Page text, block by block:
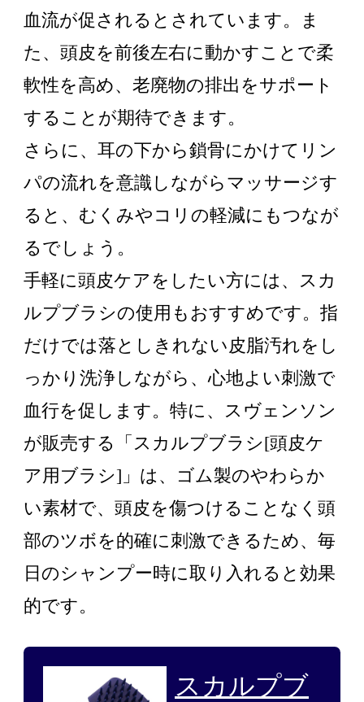
血流が促されるとされています。ま
た、頭皮を前後左右に動かすことで柔
軟性を高め、老廃物の排出をサポート
することが期待できます。
さらに、耳の下から鎖骨にかけてリン
パの流れを意識しながらマッサージす
ると、むくみやコリの軽減にもつなが
るでしょう。
手軽に頭皮ケアをしたい方には、スカ
ルプブラシの使用もおすすめです。指
だけでは落としきれない皮脂汚れをし
っかり洗浄しながら、心地よい刺激で
血行を促します。特に、スヴェンソン
が販売する「スカルプブラシ[頭皮ケ
ア用ブラシ]」は、ゴム製のやわらか
い素材で、頭皮を傷つけることなく頭
部のツボを的確に刺激できるため、毎
日のシャンプー時に取り入れると効果
的です。
スカルプブ